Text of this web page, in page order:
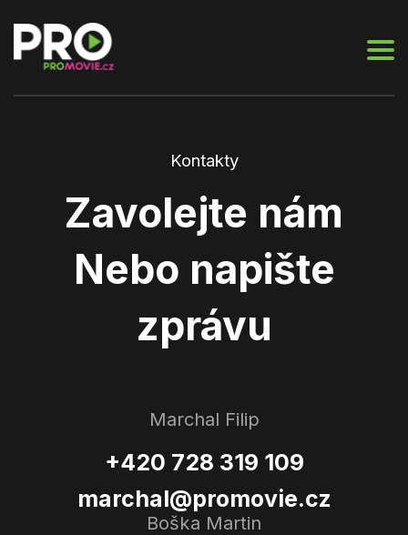
Kontakty
Zavolejte nám
Nebo napište
zprávu
Marchal Filip
+420 728 319 109
marchal@promovie.cz
Boška Martin